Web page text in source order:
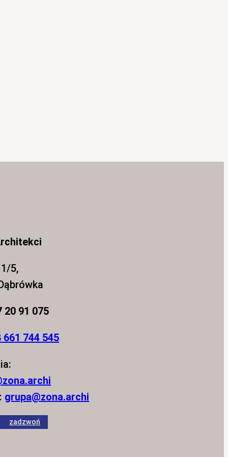
5,
20 91 075
661 744 545
grupa@zona.archi
zadzwoń